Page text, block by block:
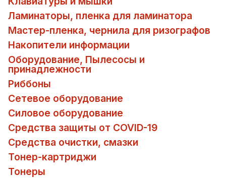
Ламинаторы, пленка для ламинатора
Мастер-пленка, чернила для ризографов
Накопители информации
Оборудование, Пылесосы и
принадлежности
Риббоны
Сетевое оборудование
Силовое оборудование
Средства защиты от COVID-19
Средства очистки, смазки
Тонер-картриджи
Тонеры